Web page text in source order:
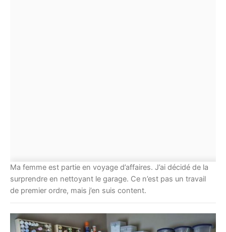
Ma femme est partie en voyage d’affaires. J’ai décidé de la
surprendre en nettoyant le garage. Ce n’est pas un travail
de premier ordre, mais j’en suis content.